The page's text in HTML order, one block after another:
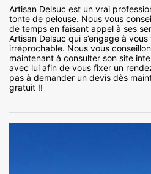
Artisan Delsuc est un vrai
tonte de pelouse. Nous vous
de temps en faisant appel à ses
Artisan Delsuc qui s’engage à
irréprochable. Nous vous
maintenant à consulter son site
avec lui afin de vous fixer un
pas à demander un devis dès
gratuit !!